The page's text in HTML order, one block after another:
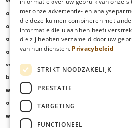
auto tweedehands verkopen,mijn auto
opkopers
opkoper auto , export auto
auto opkoper export,opkopen van auto's,
auto opkoper,wij kopen auto's,wij kopen
verkopen
bedrijfswagens
wagenpark verkopen,
opkoper bestelwagens
waard
waarde
informatie over uw gebruik van onze
met onze advertentie- en
die deze kunnen combineren met
informatie die u aan hen heeft
die zij hebben verzameld door uw
van hun diensten. Privacybeleid
STRIKT NOODZAKELIJK
PRESTATIE
TARGETING
FUNCTIONEEL